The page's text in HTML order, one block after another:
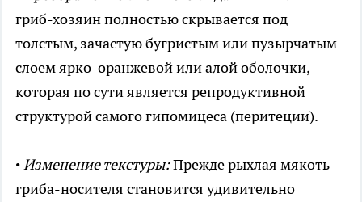
гриб-хозяин полностью скрывается под
толстым, зачастую бугристым или пузырчатым
слоем ярко-оранжевой или алой оболочки,
которая по сути является репродуктивной
структурой самого гипомицеса (перитеции).
•Изменение текстуры:Прежде рыхлая мякоть
гриба-носителя становится удивительно